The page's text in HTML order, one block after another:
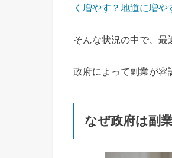
く増やす？地道に増や
そんな状況の中で、
政府によって副業が容
なぜ政府は副